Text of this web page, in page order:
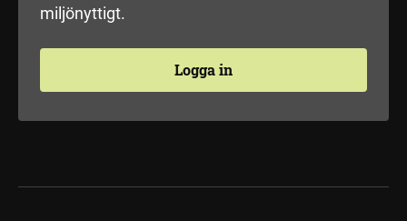
miljönyttigt.
Logga in